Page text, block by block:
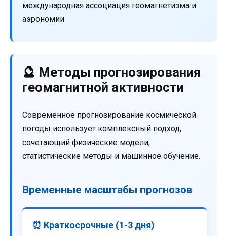
международная ассоциация геомагнетизма и
аэрономии
🔮 Методы прогнозирования
геомагнитной активности
Современное прогнозирование космической
погоды использует комплексный подход,
сочетающий физические модели,
статистические методы и машинное обучение.
Временные масштабы прогнозов
⏰ Краткосрочные (1-3 дня)